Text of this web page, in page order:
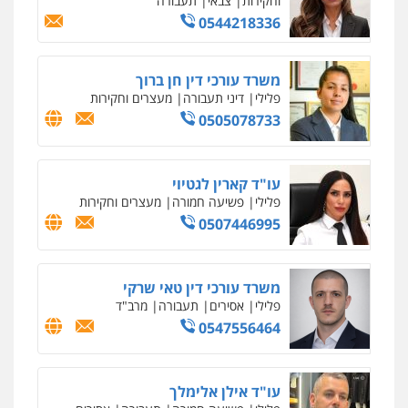
0547780927
עו"ד אסף גונן
פלילי פשע חמור תעבורה צבא מעצרים
וחקירות
0542255161
גל דהן – משרד עורך דין פלילי
פלילי פשיעה חמורה סמים מעצרים
וחקירות
0544723840
עו"ד ראוף נג'אר
פלילי עורכי דין לענייני אסירים מעצרים
סמים רכוש
0548009246
דוד אפרים משרד עורכי דין